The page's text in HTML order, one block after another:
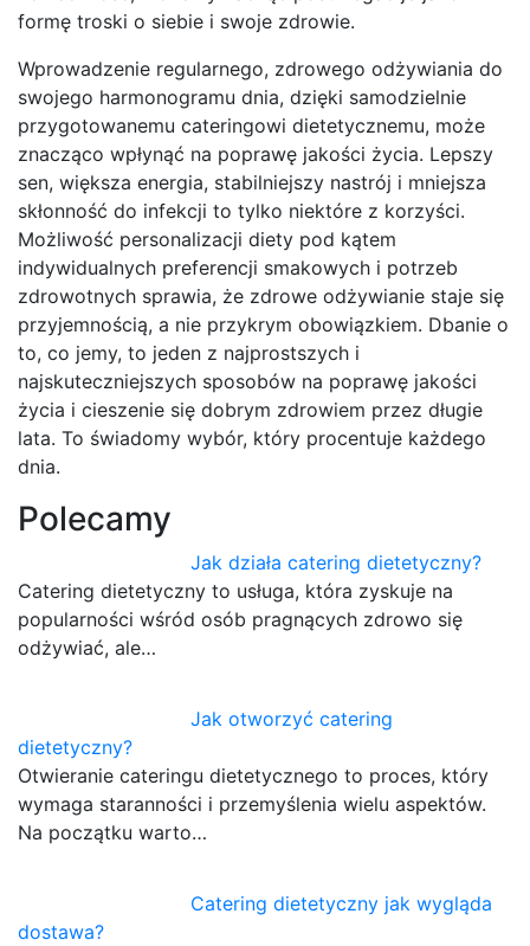
formę troski o siebie i swoje zdrowie.
Wprowadzenie regularnego, zdrowego odżywiania do
swojego harmonogramu dnia, dzięki samodzielnie
przygotowanemu cateringowi dietetycznemu, może
znacząco wpłynąć na poprawę jakości życia. Lepszy
sen, większa energia, stabilniejszy nastrój i mniejsza
skłonność do infekcji to tylko niektóre z korzyści.
Możliwość personalizacji diety pod kątem
indywidualnych preferencji smakowych i potrzeb
zdrowotnych sprawia, że zdrowe odżywianie staje się
przyjemnością, a nie przykrym obowiązkiem. Dbanie o
to, co jemy, to jeden z najprostszych i
najskuteczniejszych sposobów na poprawę jakości
życia i cieszenie się dobrym zdrowiem przez długie
lata. To świadomy wybór, który procentuje każdego
dnia.
Polecamy
Jak działa catering dietetyczny?
Catering dietetyczny to usługa, która zyskuje na
popularności wśród osób pragnących zdrowo się
odżywiać, ale…
Jak otworzyć catering
dietetyczny?
Otwieranie cateringu dietetycznego to proces, który
wymaga staranności i przemyślenia wielu aspektów.
Na początku warto…
Catering dietetyczny jak wygląda
dostawa?